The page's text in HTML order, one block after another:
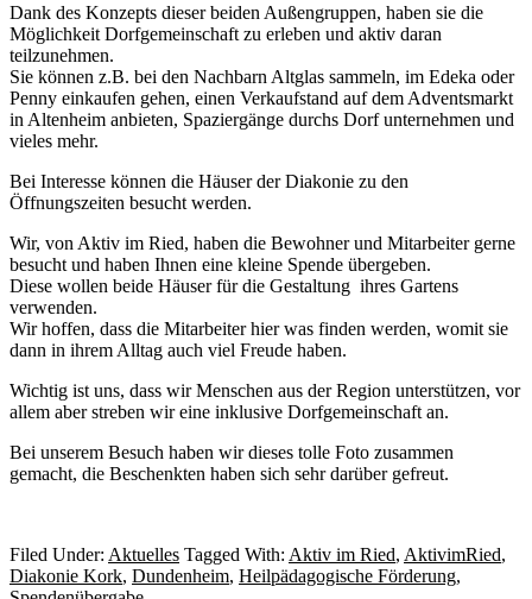
Dank des Konzepts dieser beiden Außengruppen, haben sie die
Möglichkeit Dorfgemeinschaft zu erleben und aktiv daran
teilzunehmen.
Sie können z.B. bei den Nachbarn Altglas sammeln, im Edeka oder
Penny einkaufen gehen, einen Verkaufstand auf dem Adventsmarkt
in Altenheim anbieten, Spaziergänge durchs Dorf unternehmen und
vieles mehr.
Bei Interesse können die Häuser der Diakonie zu den
Öffnungszeiten besucht werden.
Wir, von Aktiv im Ried, haben die Bewohner und Mitarbeiter gerne
besucht und haben Ihnen eine kleine Spende übergeben.
Diese wollen beide Häuser für die Gestaltung ihres Gartens
verwenden.
Wir hoffen, dass die Mitarbeiter hier was finden werden, womit sie
dann in ihrem Alltag auch viel Freude haben.
Wichtig ist uns, dass wir Menschen aus der Region unterstützen, vor
allem aber streben wir eine inklusive Dorfgemeinschaft an.
Bei unserem Besuch haben wir dieses tolle Foto zusammen
gemacht, die Beschenkten haben sich sehr darüber gefreut.
Filed Under: Aktuelles Tagged With: Aktiv im Ried, AktivimRied,
Diakonie Kork, Dundenheim, Heilpädagogische Förderung,